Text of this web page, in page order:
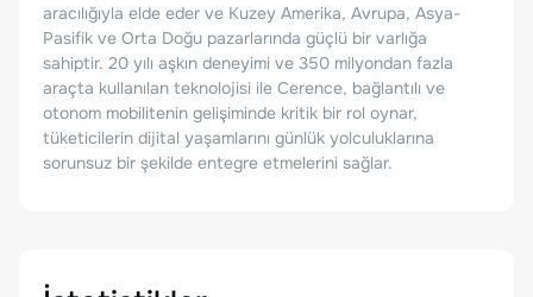
aracılığıyla elde eder ve Kuzey Amerika, Avrupa, Asya-
Pasifik ve Orta Doğu pazarlarında güçlü bir varlığa
sahiptir. 20 yılı aşkın deneyimi ve 350 milyondan fazla
araçta kullanılan teknolojisi ile Cerence, bağlantılı ve
otonom mobilitenin gelişiminde kritik bir rol oynar,
tüketicilerin dijital yaşamlarını günlük yolculuklarına
sorunsuz bir şekilde entegre etmelerini sağlar.